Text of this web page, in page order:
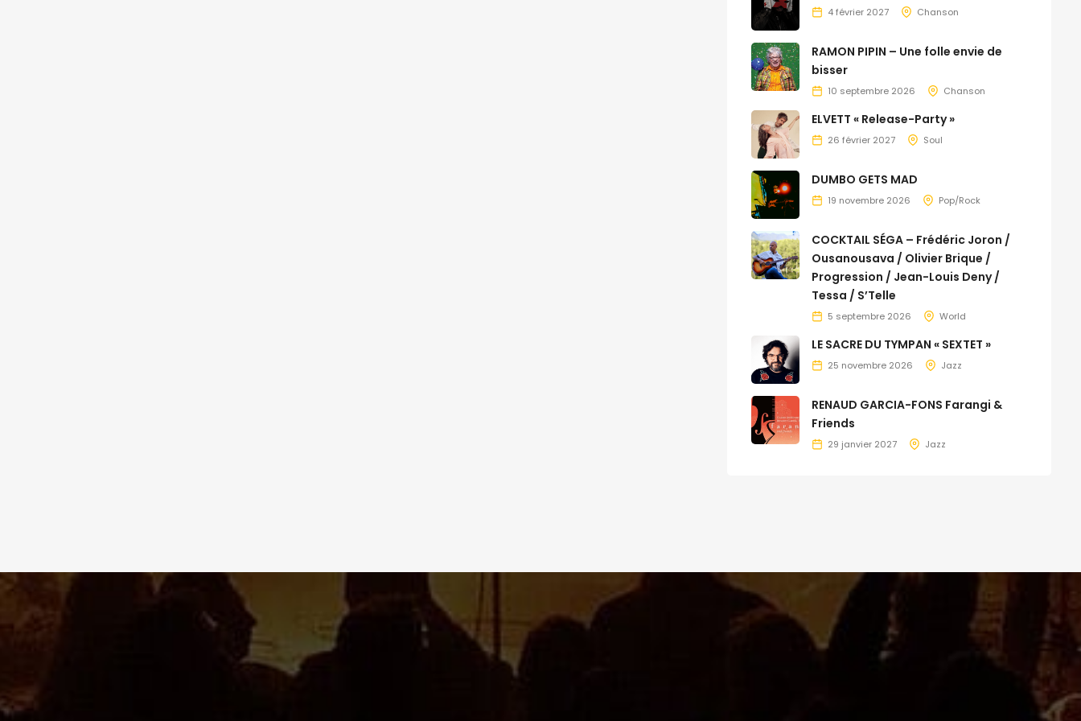
4 février 2027 Chanson
RAMON PIPIN – Une folle envie de
bisser
10 septembre 2026 Chanson
ELVETT « Release-Party »
26 février 2027 Soul
DUMBO GETS MAD
19 novembre 2026 Pop/Rock
COCKTAIL SÉGA – Frédéric Joron /
Ousanousava / Olivier Brique /
Progression / Jean-Louis Deny /
Tessa / S’Telle
5 septembre 2026 World
LE SACRE DU TYMPAN « SEXTET »
25 novembre 2026 Jazz
RENAUD GARCIA-FONS Farangi &
Friends
29 janvier 2027 Jazz